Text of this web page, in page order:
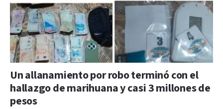
Un allanamiento por robo terminó con el
hallazgo de marihuana y casi 3 millones de
pesos